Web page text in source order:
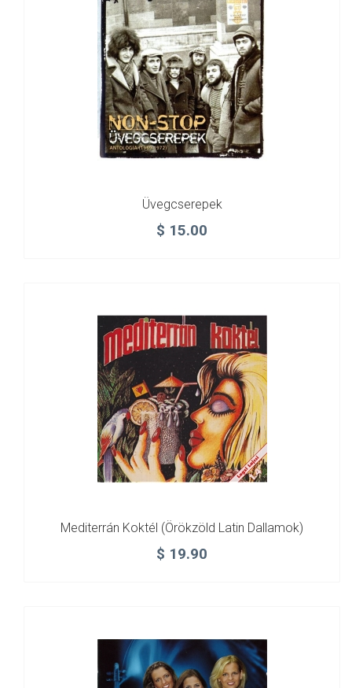
Üvegcserepek
$ 15.00
Mediterrán Koktél (örökzöld Latin Dallamok)
$ 19.90